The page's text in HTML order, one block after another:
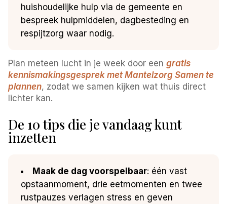
huishoudelijke hulp via de gemeente en
bespreek hulpmiddelen, dagbesteding en
respijtzorg waar nodig.
Plan meteen lucht in je week door eengratis
kennismakingsgesprek met Mantelzorg Samen te
plannen, zodat we samen kijken wat thuis direct
lichter kan.
De 10 tips die je vandaag kunt
inzetten
Maak de dag voorspelbaar: één vast
opstaanmoment, drie eetmomenten en twee
rustpauzes verlagen stress en geven